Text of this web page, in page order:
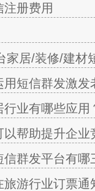
注册费用
家居/装修/建材
用短信群发激发
行业有哪些应用
帮助提升企业
群发平台有哪
旅游行业订票通